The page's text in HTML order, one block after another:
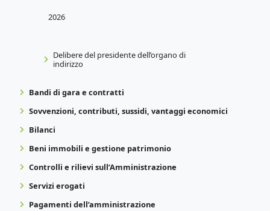
2026
Delibere del presidente dell’organo di
indirizzo
Bandi di gara e contratti
Sovvenzioni, contributi, sussidi, vantaggi economici
Bilanci
Beni immobili e gestione patrimonio
Controlli e rilievi sull’Amministrazione
Servizi erogati
Pagamenti dell’amministrazione